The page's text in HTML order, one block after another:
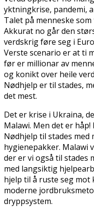
flyktningkrise, pandemi,
Talet på menneske
Akkurat no går den
verdskrig føre seg i
Verste scenario er at ti
før er millionar av
og konflikt over heile
Nødhjelp er til stades,
det mest.
Det er krise i Ukraina,
Malawi. Men det er
Nødhjelp til stades
hygienepakker. Malawi
der er vi også til stades
med langsiktig
hjelp til å ruste seg mot
moderne
dryppsystem.